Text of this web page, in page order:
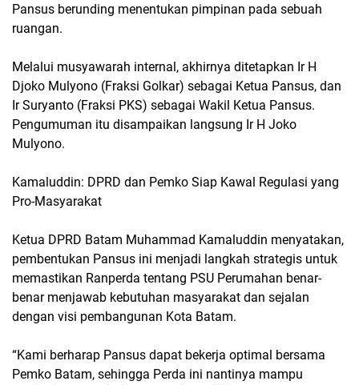
Pansus berunding menentukan pimpinan pada sebuah
ruangan.
Melalui musyawarah internal, akhirnya ditetapkan Ir H
Djoko Mulyono (Fraksi Golkar) sebagai Ketua Pansus, dan
Ir Suryanto (Fraksi PKS) sebagai Wakil Ketua Pansus.
Pengumuman itu disampaikan langsung Ir H Joko
Mulyono.
Kamaluddin: DPRD dan Pemko Siap Kawal Regulasi yang
Pro-Masyarakat
Ketua DPRD Batam Muhammad Kamaluddin menyatakan,
pembentukan Pansus ini menjadi langkah strategis untuk
memastikan Ranperda tentang PSU Perumahan benar-
benar menjawab kebutuhan masyarakat dan sejalan
dengan visi pembangunan Kota Batam.
“Kami berharap Pansus dapat bekerja optimal bersama
Pemko Batam, sehingga Perda ini nantinya mampu